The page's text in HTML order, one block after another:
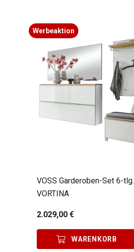
Werbeaktion
VOSS Garderoben-Set 6-tlg.
VORTINA
2.029,00 €
WARENKORB